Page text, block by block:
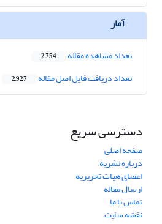
آمار
تعداد مشاهده مقاله 2,754
تعداد دریافت فایل اصل مقاله 2,927
دسترسی سریع
صفحه اصلی
درباره نشریه
اعضای هیات تحریریه
ارسال مقاله
تماس با ما
نقشه سایت